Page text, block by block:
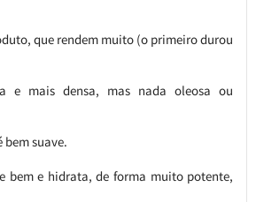
que rendem muito (o primeiro durou
e mais densa, mas nada oleosa ou
bem suave.
bem e hidrata, de forma muito potente,